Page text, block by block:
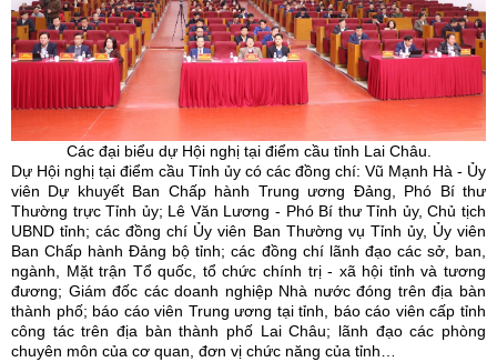
Các đại biểu dự Hội nghị tại điểm cầu tỉnh Lai Châu.
Dự Hội nghị tại điểm cầu Tỉnh ủy có các đồng chí: Vũ Mạnh Hà - Ủy
viên Dự khuyết Ban Chấp hành Trung ương Đảng, Phó Bí thư
Thường trực Tỉnh ủy; Lê Văn Lương - Phó Bí thư Tỉnh ủy, Chủ tịch
UBND tỉnh; các đồng chí Ủy viên Ban Thường vụ Tỉnh ủy, Ủy viên
Ban Chấp hành Đảng bộ tỉnh; các đồng chí lãnh đạo các sở, ban,
ngành, Mặt trận Tổ quốc, tổ chức chính trị - xã hội tỉnh và tương
đương; Giám đốc các doanh nghiệp Nhà nước đóng trên địa bàn
thành phố; báo cáo viên Trung ương tại tỉnh, báo cáo viên cấp tỉnh
công tác trên địa bàn thành phố Lai Châu; lãnh đạo các phòng
chuyên môn của cơ quan, đơn vị chức năng của tỉnh…